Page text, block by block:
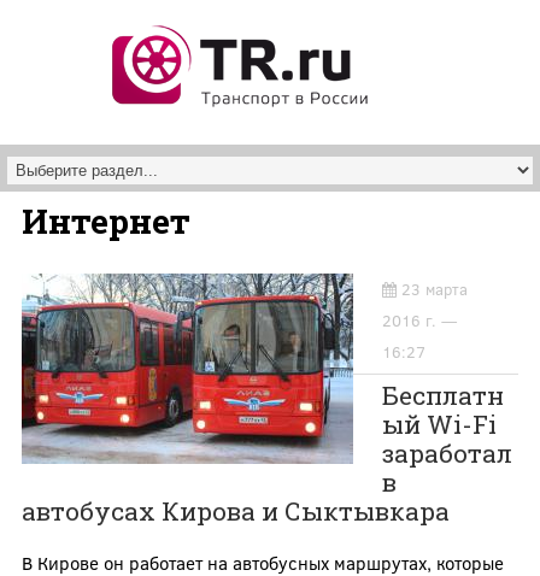
Интернет
23 марта
2016 г. —
16:27
Бесплатн
ый Wi-Fi
заработал
в
автобусах Кирова и Сыктывкара
В Кирове он работает на автобусных маршрутах, которые